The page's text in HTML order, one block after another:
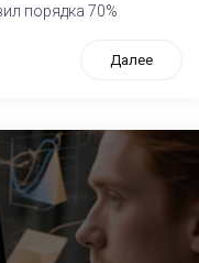
порядка 70%
Далее